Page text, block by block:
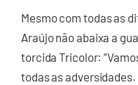
Mesmo com todas as
Araújo não abaixa a
torcida Tricolor:
todas as